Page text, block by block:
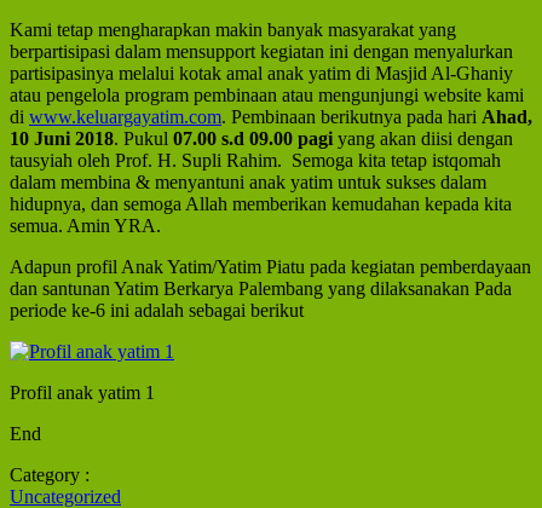
Kami tetap mengharapkan makin banyak masyarakat yang
berpartisipasi dalam mensupport kegiatan ini dengan menyalurkan
partisipasinya melalui kotak amal anak yatim di Masjid Al-Ghaniy
atau pengelola program pembinaan atau mengunjungi website kami
di www.keluargayatim.com. Pembinaan berikutnya pada hari Ahad,
10 Juni 2018. Pukul 07.00 s.d 09.00 pagi yang akan diisi dengan
tausyiah oleh Prof. H. Supli Rahim. Semoga kita tetap istqomah
dalam membina & menyantuni anak yatim untuk sukses dalam
hidupnya, dan semoga Allah memberikan kemudahan kepada kita
semua. Amin YRA.
Adapun profil Anak Yatim/Yatim Piatu pada kegiatan pemberdayaan
dan santunan Yatim Berkarya Palembang yang dilaksanakan Pada
periode ke-6 ini adalah sebagai berikut
Profil anak yatim 1
End
Category :
Uncategorized